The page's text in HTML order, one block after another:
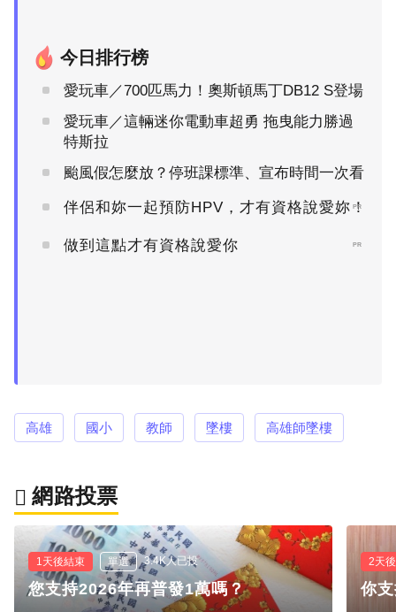
今日排行榜
愛玩車／700匹馬力！奧斯頓馬丁DB12 S登場
愛玩車／這輛迷你電動車超勇 拖曳能力勝過
特斯拉
颱風假怎麼放？停班課標準、宣布時間一次看
伴侶和妳一起預防HPV，才有資格說愛妳！
PR
做到這點才有資格說愛你 PR
高雄 國小 教師 墜樓 高雄師墜樓
網路投票
1天後結束 單選 3.4K人已投
您支持2026年再普發1萬嗎？
2天
你